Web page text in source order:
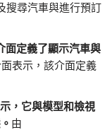
搜尋汽車與進行預訂
面定義了顯示汽車與
表示，該介面定義
，它與模型和檢視
由